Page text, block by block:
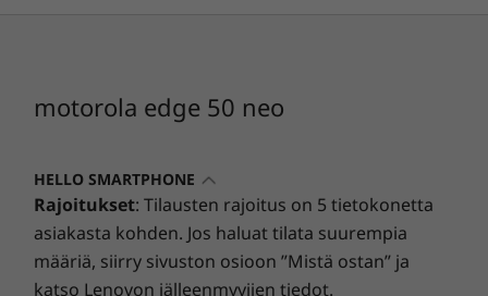
Luo kauniita tarinoita
Suoritin
Muisti (RAM)
8 Gt LPDDR4X
12 Gt LPDDR4X
motorola edge 50 neo
HELLO SMARTPHONE
Rajoitukset: Tilausten rajoitus on 5 tietokonetta
asiakasta kohden. Jos haluat tilata suurempia
määriä, siirry sivuston osioon ”Mistä ostan” ja
katso Lenovon jälleenmyyjien tiedot.